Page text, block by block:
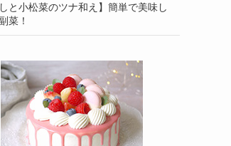
しと小松菜のツナ和え】簡単で美味し
菜！